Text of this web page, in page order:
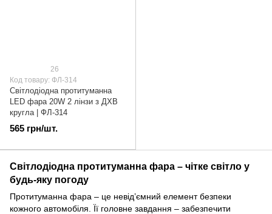
26
Код товару: ФЛ-314
Cвітлодіодна протитуманна
LED фара 20W 2 лінзи з ДХВ
кругла | ФЛ-314
565 грн/шт.
Світлодіодна протитуманна фара – чітке світло у
будь-яку погоду
Протитуманна фара – це невід’ємний елемент безпеки
кожного автомобіля. Її головне завдання – забезпечити